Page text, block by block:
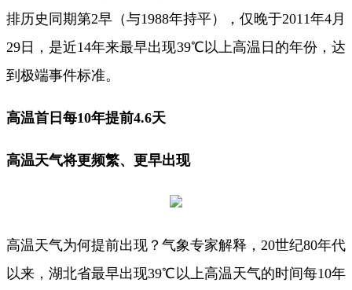
排历史同期第2早（与1988年持平），仅晚于2011年4月
29日，是近14年来最早出现39℃以上高温日的年份，达
到极端事件标准。
高温首日每10年提前4.6天
高温天气将更频繁、更早出现
高温天气为何提前出现？气象专家解释，20世纪80年代
以来，湖北省最早出现39℃以上高温天气的时间每10年